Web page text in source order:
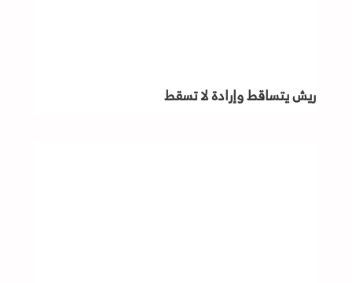
ريش يتساقط وإرادة لا تسقط